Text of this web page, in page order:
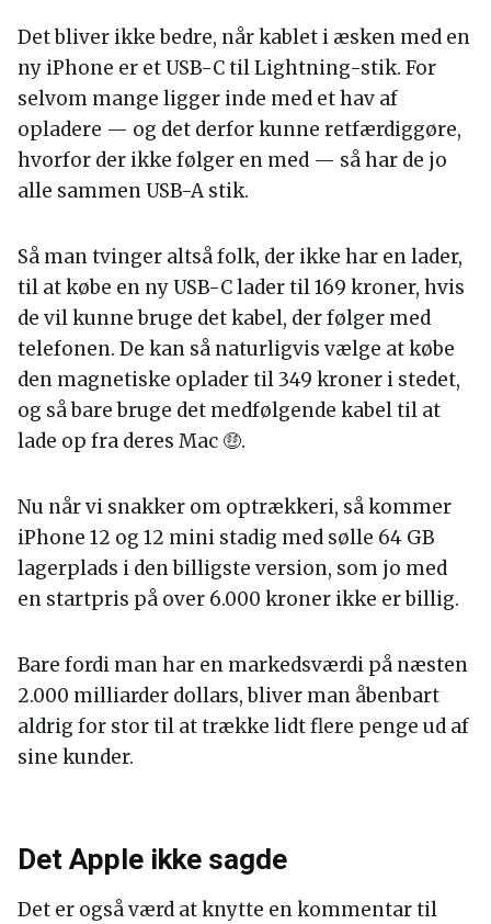
Det bliver ikke bedre, når kablet i æsken med en
ny iPhone er et USB-C til Lightning-stik. For
selvom mange ligger inde med et hav af
opladere — og det derfor kunne retfærdiggøre,
hvorfor der ikke følger en med — så har de jo
alle sammen USB-A stik.
Så man tvinger altså folk, der ikke har en lader,
til at købe en ny USB-C lader til 169 kroner, hvis
de vil kunne bruge det kabel, der følger med
telefonen. De kan så naturligvis vælge at købe
den magnetiske oplader til 349 kroner i stedet,
og så bare bruge det medfølgende kabel til at
lade op fra deres Mac 🤑.
Nu når vi snakker om optrækkeri, så kommer
iPhone 12 og 12 mini stadig med sølle 64 GB
lagerplads i den billigste version, som jo med
en startpris på over 6.000 kroner ikke er billig.
Bare fordi man har en markedsværdi på næsten
2.000 milliarder dollars, bliver man åbenbart
aldrig for stor til at trække lidt flere penge ud af
sine kunder.
Det Apple ikke sagde
Det er også værd at knytte en kommentar til